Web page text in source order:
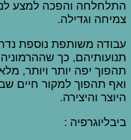
התלחלחה והפכה למצע
צמיחה וגדילה.
עבודה משותפת נוספת
תנועותיהם, כך
תהפוך יפה יותר ויותר,
ואף תהפוך למקור חיים
היוצר והיצירה.
ביבליוגרפיה :